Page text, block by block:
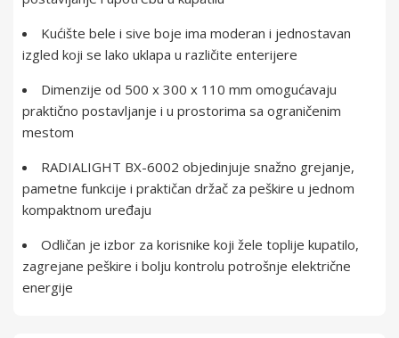
Kućište bele i sive boje ima moderan i jednostavan
izgled koji se lako uklapa u različite enterijere
Dimenzije od 500 x 300 x 110 mm omogućavaju
praktično postavljanje i u prostorima sa ograničenim
mestom
RADIALIGHT BX-6002 objedinjuje snažno grejanje,
pametne funkcije i praktičan držač za peškire u jednom
kompaktnom uređaju
Odličan je izbor za korisnike koji žele toplije kupatilo,
zagrejane peškire i bolju kontrolu potrošnje električne
energije